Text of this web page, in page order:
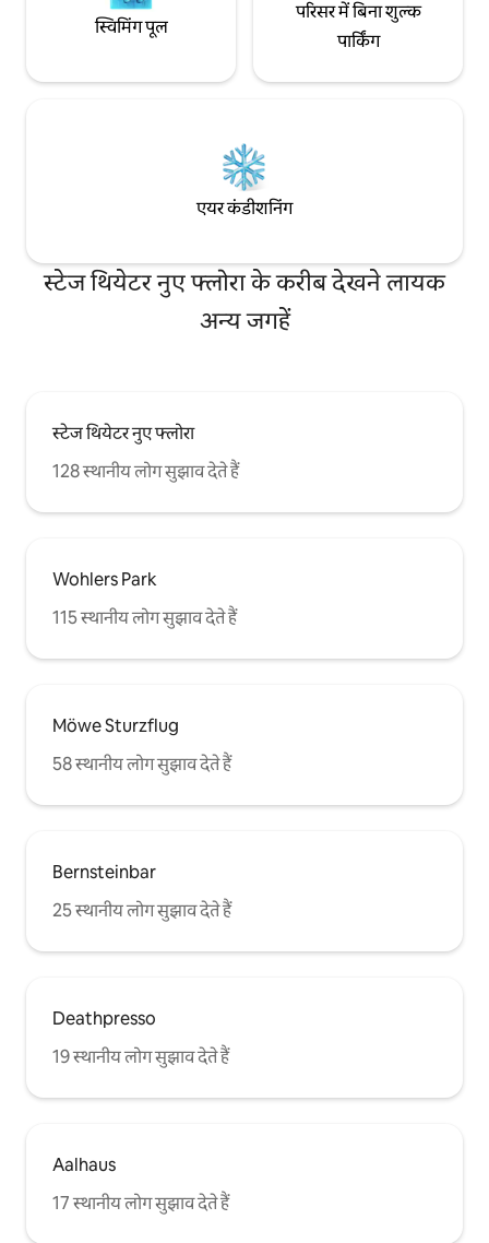
स्विमिंग पूल
परिसर में बिना शुल्क
पार्किंग
एयर कंडीशनिंग
स्टेज थियेटर नुए फ्लोरा के करीब देखने लायक
अन्य जगहें
स्टेज थियेटर नुए फ्लोरा
128 स्थानीय लोग सुझाव देते हैं
Wohlers Park
115 स्थानीय लोग सुझाव देते हैं
Möwe Sturzflug
58 स्थानीय लोग सुझाव देते हैं
Bernsteinbar
25 स्थानीय लोग सुझाव देते हैं
Deathpresso
19 स्थानीय लोग सुझाव देते हैं
Aalhaus
17 स्थानीय लोग सुझाव देते हैं